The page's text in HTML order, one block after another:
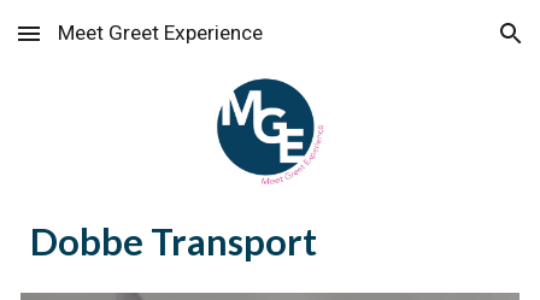
Skip to main content Skip to navigation
Meet Greet Experience
Dobbe Transport